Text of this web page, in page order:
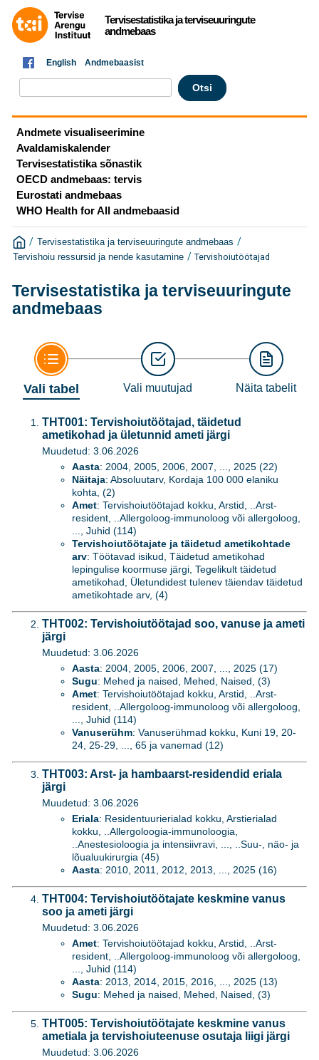
Tervisestatistika ja terviseuuringute
andmebaas
English Andmebaasist
Andmete visualiseerimine
Avaldamiskalender
Tervisestatistika sõnastik
OECD andmebaas: tervis
Eurostati andmebaas
WHO Health for All andmebaasid
/ Tervisestatistika ja terviseuuringute andmebaas /
Tervishoiu ressursid ja nende kasutamine / Tervishoiutöötajad
Tervisestatistika ja terviseuuringute
andmebaas
Vali tabel Vali muutujad Näita tabelit
THT001: Tervishoiutöötajad, täidetud
ametikohad ja ületunnid ameti järgi
Muudetud: 3.06.2026
Aasta: 2004, 2005, 2006, 2007, ..., 2025 (22)
Näitaja: Absoluutarv, Kordaja 100 000 elaniku
kohta, (2)
Amet: Tervishoiutöötajad kokku, Arstid, ..Arst-
resident, ..Allergoloog-immunoloog või allergoloog,
..., Juhid (114)
Tervishoiutöötajate ja täidetud ametikohtade
arv: Töötavad isikud, Täidetud ametikohad
lepingulise koormuse järgi, Tegelikult täidetud
ametikohad, Ületundidest tulenev täiendav täidetud
ametikohtade arv, (4)
THT002: Tervishoiutöötajad soo, vanuse ja ameti
järgi
Muudetud: 3.06.2026
Aasta: 2004, 2005, 2006, 2007, ..., 2025 (17)
Sugu: Mehed ja naised, Mehed, Naised, (3)
Amet: Tervishoiutöötajad kokku, Arstid, ..Arst-
resident, ..Allergoloog-immunoloog või allergoloog,
..., Juhid (114)
Vanuserühm: Vanuserühmad kokku, Kuni 19, 20-
24, 25-29, ..., 65 ja vanemad (12)
THT003: Arst- ja hambaarst-residendid eriala
järgi
Muudetud: 3.06.2026
Eriala: Residentuurierialad kokku, Arstierialad
kokku, ..Allergoloogia-immunoloogia,
..Anestesioloogia ja intensiivravi, ..., ..Suu-, näo- ja
lõualuukirurgia (45)
Aasta: 2010, 2011, 2012, 2013, ..., 2025 (16)
THT004: Tervishoiutöötajate keskmine vanus
soo ja ameti järgi
Muudetud: 3.06.2026
Amet: Tervishoiutöötajad kokku, Arstid, ..Arst-
resident, ..Allergoloog-immunoloog või allergoloog,
..., Juhid (114)
Aasta: 2013, 2014, 2015, 2016, ..., 2025 (13)
Sugu: Mehed ja naised, Mehed, Naised, (3)
THT005: Tervishoiutöötajate keskmine vanus
ametiala ja tervishoiuteenuse osutaja liigi järgi
Muudetud: 3.06.2026